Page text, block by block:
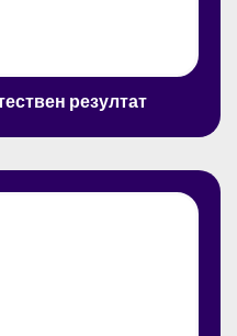
резултат